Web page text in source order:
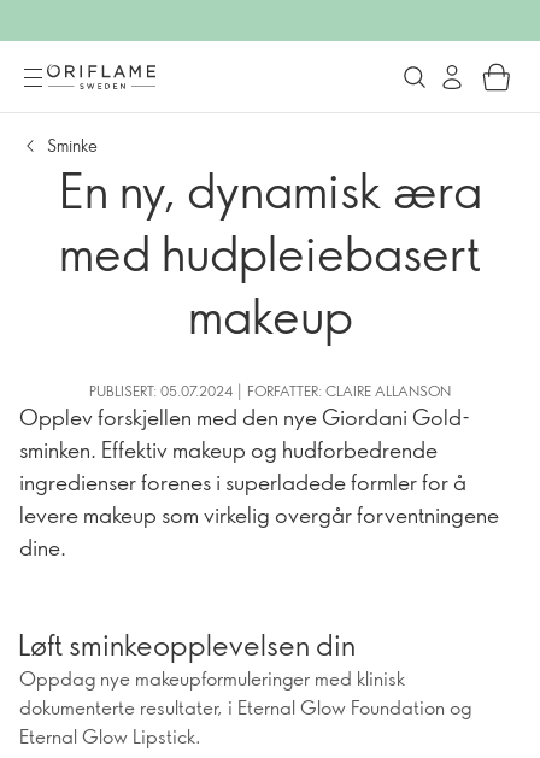
Sminke
En ny, dynamisk æra
med hudpleiebasert
makeup
PUBLISERT: 05.07.2024 | FORFATTER: CLAIRE ALLANSON
Opplev forskjellen med den nye Giordani Gold-
sminken. Effektiv makeup og hudforbedrende
ingredienser forenes i superladede formler for å
levere makeup som virkelig overgår forventningene
dine.
Løft sminkeopplevelsen din
Oppdag nye makeupformuleringer med klinisk
dokumenterte resultater, i Eternal Glow Foundation og
Eternal Glow Lipstick.